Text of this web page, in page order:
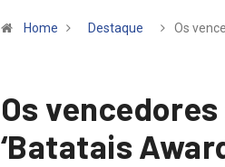
Home Destaque Os
Os
‘Batatais